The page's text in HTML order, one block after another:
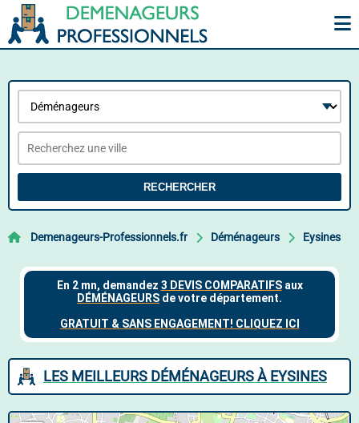
RECHERCHER
Demenageurs-Professionnels.fr Déménageurs Eysines
LES MEILLEURS DÉMÉNAGEURS À EYSINES